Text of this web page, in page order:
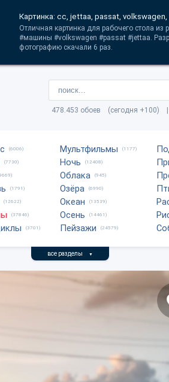
Картинка: cc, jettaa, passat,
Отличная картинка для рабочего стола
#машины #volkswagen #passat #jettaa.
фотографию скачали 6 раз.
478.453 обоев (сегодня +100)
(6006)
(7730)
(1791)
(12622)
(37846)
(3701)
Мультфильмы (1177)
Ночь (12408)
Облака (945)
Озёра (6990)
Океан (13539)
Осень (14461)
Пейзажи (24579)
все разделы ▼